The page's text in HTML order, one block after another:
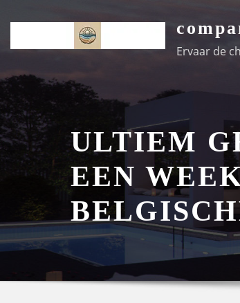
de
Ervaar de
ULTIEM
EEN